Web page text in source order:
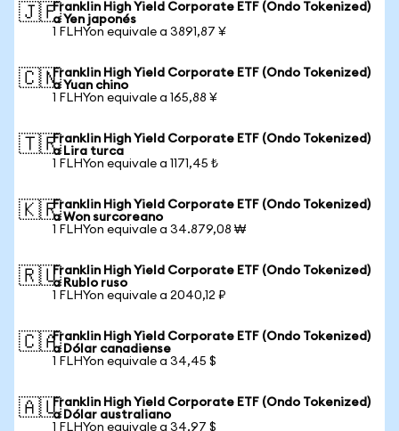
🇯🇵Franklin High Yield Corporate ETF (Ondo Tokenized)
a Yen japonés
1 FLHYon equivale a 3891,87 ¥
🇨🇳Franklin High Yield Corporate ETF (Ondo Tokenized)
a Yuan chino
1 FLHYon equivale a 165,88 ¥
🇹🇷Franklin High Yield Corporate ETF (Ondo Tokenized)
a Lira turca
1 FLHYon equivale a 1171,45 ₺
🇰🇷Franklin High Yield Corporate ETF (Ondo Tokenized)
a Won surcoreano
1 FLHYon equivale a 34.879,08 ₩
🇷🇺Franklin High Yield Corporate ETF (Ondo Tokenized)
a Rublo ruso
1 FLHYon equivale a 2040,12 ₽
🇨🇦Franklin High Yield Corporate ETF (Ondo Tokenized)
a Dólar canadiense
1 FLHYon equivale a 34,45 $
🇦🇺Franklin High Yield Corporate ETF (Ondo Tokenized)
a Dólar australiano
1 FLHYon equivale a 34,97 $